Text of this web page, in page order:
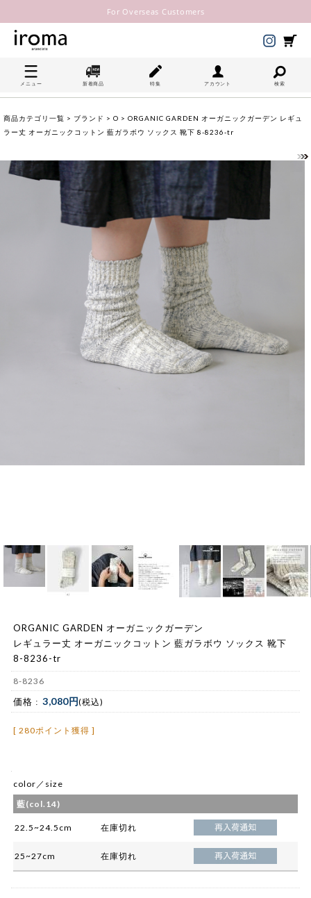
For Overseas Customers
メニュー 新着商品 特集 アカウント 検索
商品カテゴリ一覧 > ブランド > O > ORGANIC GARDEN オーガニックガーデン レギュ
ラー丈 オーガニックコットン 藍ガラボウ ソックス 靴下 8-8236-tr
ORGANIC GARDEN オーガニックガーデン
レギュラー丈 オーガニックコットン 藍ガラボウ ソックス 靴下
8-8236-tr
8-8236
価格 : 3,080円(税込)
[ 280ポイント獲得 ]
color／size
藍(col.14)
22.5~24.5cm 在庫切れ
25~27cm 在庫切れ